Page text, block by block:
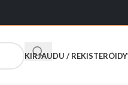
KIRJAUDU / REKISTERÖIDY